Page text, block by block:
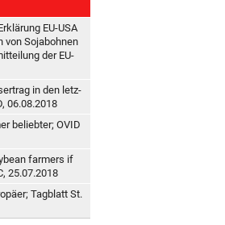
EU-USA
von Sojabohnen
der EU-
in den letz­
06.08.2018
be­lieb­ter; OVID
farmers if
25.07.2018
Tagblatt St.